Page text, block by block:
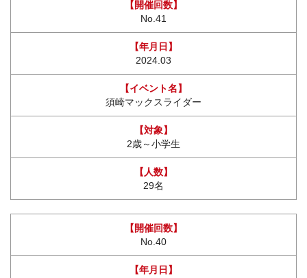
No.41
2024.03
須崎マックスライダー
2歳～小学生
29名
No.40